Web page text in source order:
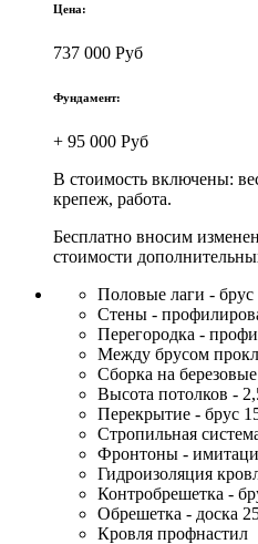
Цена:
737 000 Руб
Фундамент:
+ 95 000 Руб
В стоимость включены:
крепеж, работа.
Бесплатно вносим
стоимости
Половые лаги -
Стены -
Перегородка -
Между брусом
Сборка на
Высота потолков -
Перекрытие - брус
Стропильная
Фронтоны -
Гидроизоляция
Контробрешетка -
Обрешетка - доска
Кровля профнастил